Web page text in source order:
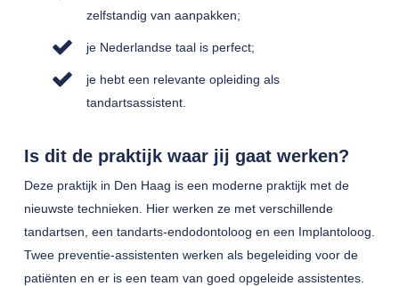
zelfstandig van aanpakken;
je Nederlandse taal is perfect;
je hebt een relevante opleiding als
tandartsassistent.
Is dit de praktijk waar jij gaat werken?
Deze praktijk in Den Haag is een moderne praktijk met de
nieuwste technieken. Hier werken ze met verschillende
tandartsen, een tandarts-endodontoloog en een Implantoloog.
Twee preventie-assistenten werken als begeleiding voor de
patiënten en er is een team van goed opgeleide assistentes.